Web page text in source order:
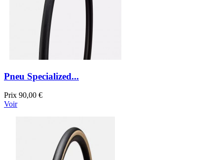
Pneu Specialized...
Prix 90,00 €
Voir